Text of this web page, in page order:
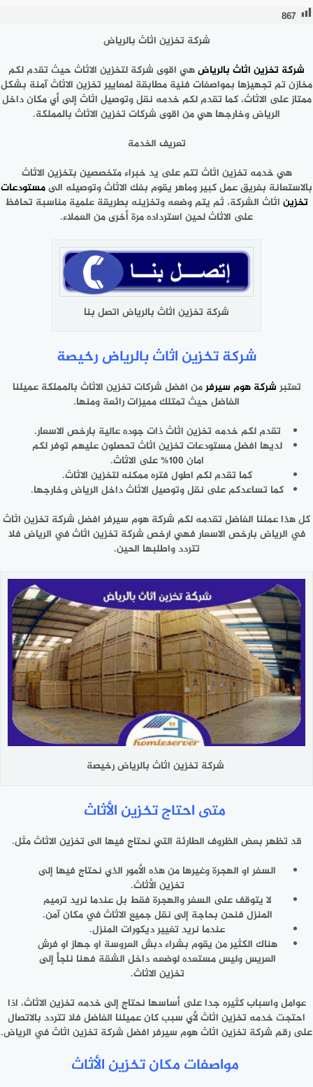
867
شركة تخزين اثاث بالرياض
شركة تخزين اثاث بالرياضهي اقوى شركة لتخزين الاثاث حيث تقدم لكم
مخازن تم تجهيزها بمواصفات فنية مطابقة لمعايير تخزين الاثاث آمنة بشكل
ممتاز على الاثاث، كما تقدم لكم خدمه نقل وتوصيل اثاث إلى أي مكان داخل
الرياض وخارجها هي من اقوى شركات تخزين الاثاث بالمملكة.
تعريف الخدمة
هي خدمه تخزين اثاث تتم على يد خبراء متخصصين بتخزين الاثاث
بالاستعانة بفريق عمل كبير وماهر يقوم بفك الاثاث وتوصيله الىمستودعات
تخزين اثاث الشركة، ثم يتم وضعه وتخزينه بطريقة علمية مناسبة تحافظ
على الاثاث لحين استرداده مرة أخرى من العملاء.
شركة تخزين اثاث بالرياض اتصل بنا
شركة تخزين اثاث بالرياض رخيصة
تعتبرشركة هوم سيرفرمن افضل شركات تخزين الاثاث بالمملكة عميلنا
الفاضل حيث تمتلك مميزات رائعة ومنها.
تقدم لكم خدمه تخزين اثاث ذات جوده عالية بارخص الاسعار.
لديها افضل مستودعات تخزين اثاث تحصلون عليهم توفر لكم
امان 100% على الاثاث.
كما تقدم لكم اطول فتره ممكنه لتخزين الاثاث.
كما تساعدكم على نقل وتوصيل الاثاث داخل الرياض وخارجها.
كل هذا عملنا الفاضل تقدمه لكم شركة هوم سيرفر افضل شركة تخزين اثاث
في الرياض بارخص الاسعار فهي ارخص شركة تخزين اثاث في الرياض فلا
تتردد واطلبها الحين.
شركة تخزين اثاث بالرياض رخيصة
متى احتاج تخزين الأثاث
قد تظهر بعض الظروف الطارئة التي نحتاج فيها الى تخزين الاثاث مثل.
السفر او الهجرة وغيرها من هذه الأمور الذي نحتاج فيها إلى
تخزين الأثاث.
لا يتوقف على السفر والهجرة فقط بل عندما نريد ترميم
المنزل فنحن بحاجة إلى نقل جميع الاثاث في مكان آمن.
عندما نريد تغيير ديكورات المنزل.
هناك الكثير من يقوم بشراء دبش العروسة او جهاز او فرش
العريس وليس مستعده لوضعه داخل الشقة فهنا نلجأ إلى
تخزين الاثاث.
عوامل واسباب كثيره جدا على أساسها نحتاج إلى خدمه تخزين الاثاث، اذا
احتجت خدمه تخزين اثاث لأي سبب كان عميلنا الفاضل فلا تتردد بالاتصال
على رقم شركة تخزين اثاث هوم سيرفر افضل شركة تخزين اثاث في الرياض.
مواصفات مكان تخزين الأثاث